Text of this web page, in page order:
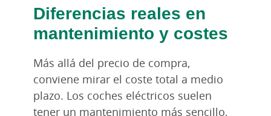
Diferencias reales en
mantenimiento y costes
Más allá del precio de compra,
conviene mirar el coste total a medio
plazo. Los coches eléctricos suelen
tener un mantenimiento más sencillo,